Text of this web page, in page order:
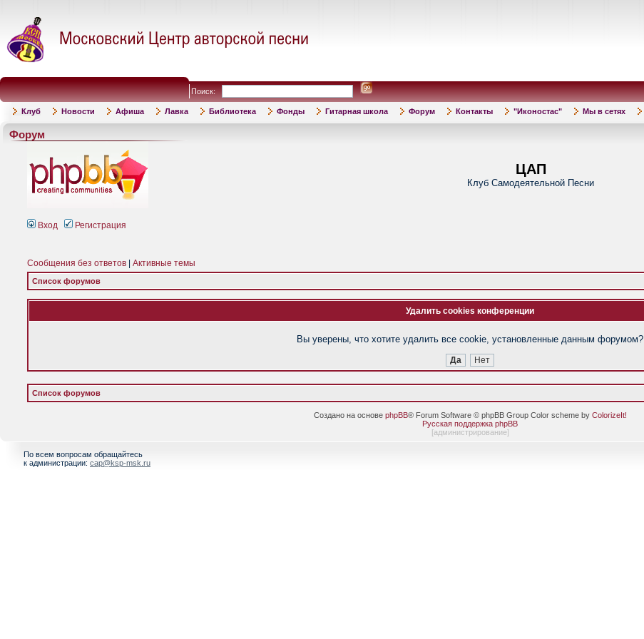
Поиск:
Клуб Новости Афиша Лавка Библиотека Фонды Гитарная школа Форум Контакты "Иконостас" Мы в сетях
Форум
ЦАП
Клуб Самодеятельной Песни
Вход Регистрация
Сообщения без ответов Активные темы
Список форумов
Удалить cookies конференции
Вы уверены, что хотите удалить все cookie, установленные данным форумом?
Список форумов
Создано на основе phpBB® Forum Software © phpBB Group Color scheme by ColorizeIt!
Русская поддержка phpBB
[администрирование]
По всем вопросам обращайтесь
к администрации: cap@ksp-msk.ru